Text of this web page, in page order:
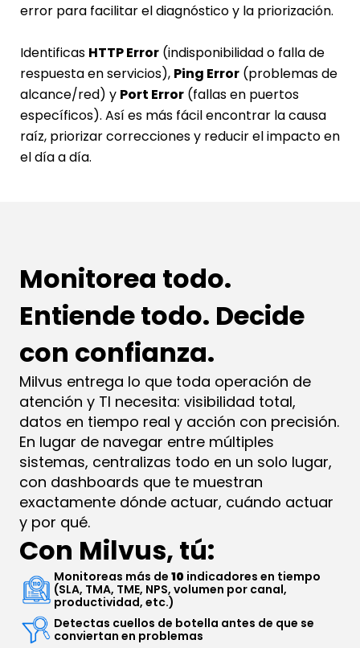
error para facilitar el diagnóstico y la priorización.
Identificas HTTP Error (indisponibilidad o falla de
respuesta en servicios), Ping Error (problemas de
alcance/red) y Port Error (fallas en puertos
específicos). Así es más fácil encontrar la causa
raíz, priorizar correcciones y reducir el impacto en
el día a día.
Monitorea todo.
Entiende todo. Decide
con confianza.
Milvus entrega lo que toda operación de
atención y TI necesita: visibilidad total,
datos en tiempo real y acción con precisión.
En lugar de navegar entre múltiples
sistemas, centralizas todo en un solo lugar,
con dashboards que te muestran
exactamente dónde actuar, cuándo actuar
y por qué.
Con Milvus, tú:
Monitoreas más de 10 indicadores en tiempo real
(SLA, TMA, TME, NPS, volumen por canal,
productividad, etc.)
Detectas cuellos de botella antes de que se
conviertan en problemas